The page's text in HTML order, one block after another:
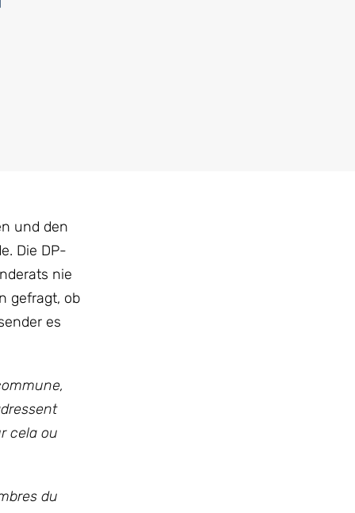
und den
Die DP-
nie
gefragt, ob
es
cela ou
du